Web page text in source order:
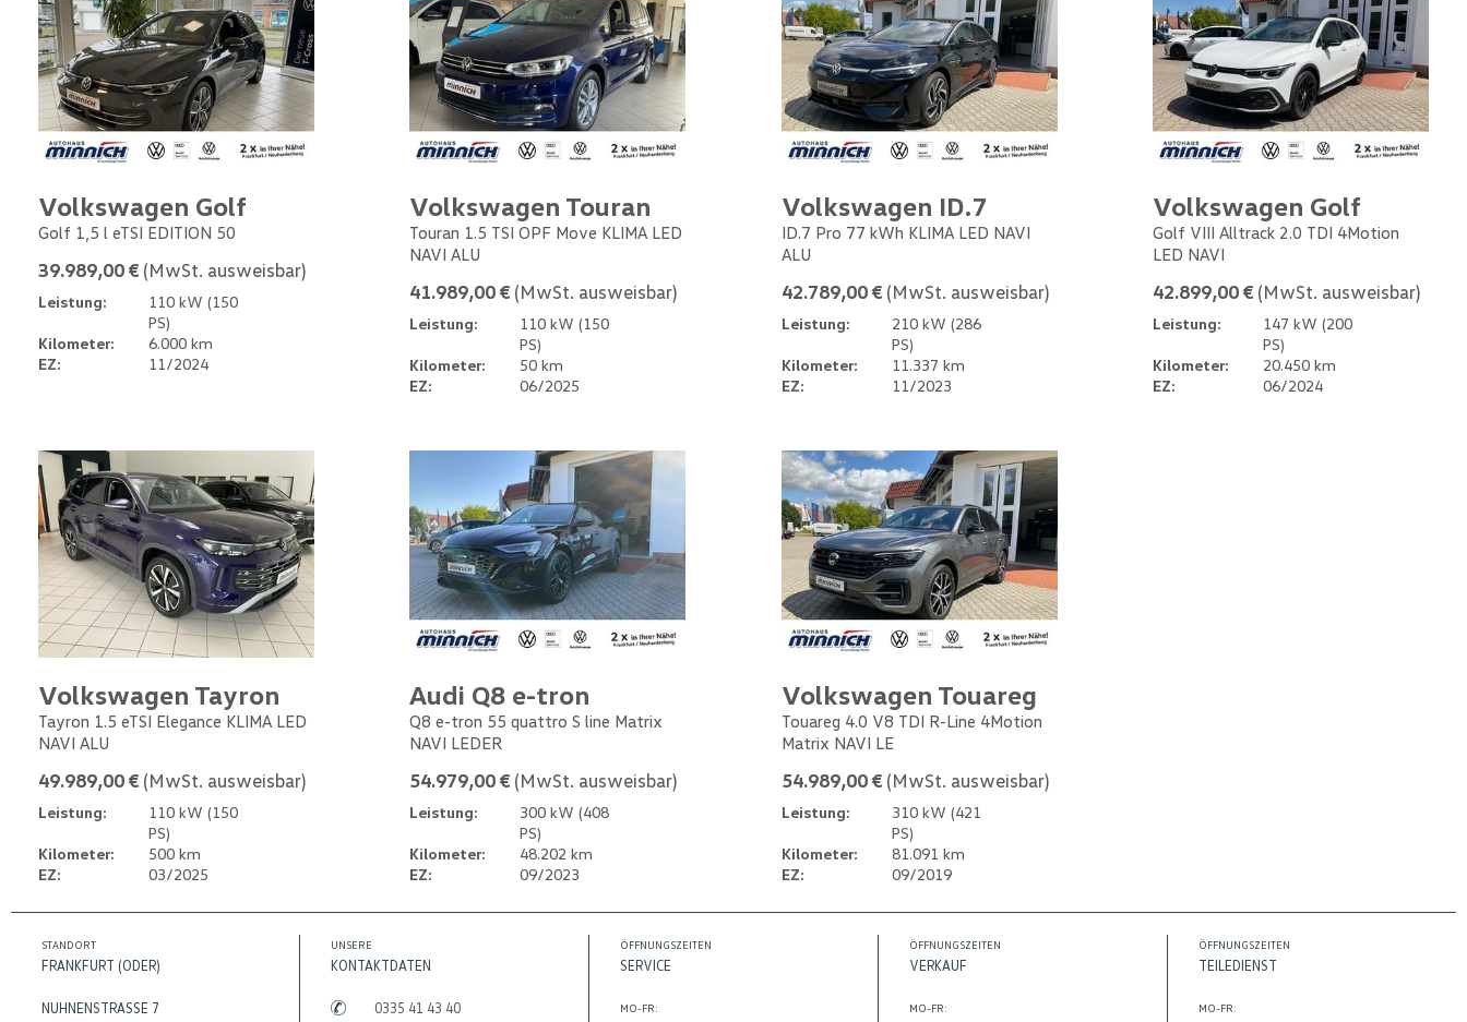
Volkswagen Golf
Golf 1,5 l eTSI EDITION 50
39.989,00 € (MwSt. ausweisbar)
Leistung:
110 kW (150
PS)
Kilometer:
6.000 km
EZ:
11/2024
Volkswagen Touran
Touran 1.5 TSI OPF Move KLIMA LED
NAVI ALU
41.989,00 € (MwSt. ausweisbar)
Leistung:
110 kW (150
PS)
Kilometer:
50 km
EZ:
06/2025
Volkswagen ID.7
ID.7 Pro 77 kWh KLIMA LED NAVI
ALU
42.789,00 € (MwSt. ausweisbar)
Leistung:
210 kW (286
PS)
Kilometer:
11.337 km
EZ:
11/2023
Volkswagen Golf
Golf VIII Alltrack 2.0 TDI 4Motion
LED NAVI
42.899,00 € (MwSt. ausweisbar)
Leistung:
147 kW (200
PS)
Kilometer:
20.450 km
EZ:
06/2024
Volkswagen Tayron
Tayron 1.5 eTSI Elegance KLIMA LED
NAVI ALU
49.989,00 € (MwSt. ausweisbar)
Leistung:
110 kW (150
PS)
Kilometer:
500 km
EZ:
03/2025
Audi Q8 e-tron
Q8 e-tron 55 quattro S line Matrix
NAVI LEDER
54.979,00 € (MwSt. ausweisbar)
Leistung:
300 kW (408
PS)
Kilometer:
48.202 km
EZ:
09/2023
Volkswagen Touareg
Touareg 4.0 V8 TDI R-Line 4Motion
Matrix NAVI LE
54.989,00 € (MwSt. ausweisbar)
Leistung:
310 kW (421
PS)
Kilometer:
81.091 km
EZ:
09/2019
STANDORT
FRANKFURT (ODER)
NUHNENSTRASSE 7
UNSERE
KONTAKTDATEN
0335 41 43 40
ÖFFNUNGSZEITEN
SERVICE
MO-FR:
ÖFFNUNGSZEITEN
VERKAUF
MO-FR:
ÖFFNUNGSZEITEN
TEILEDIENST
MO-FR: